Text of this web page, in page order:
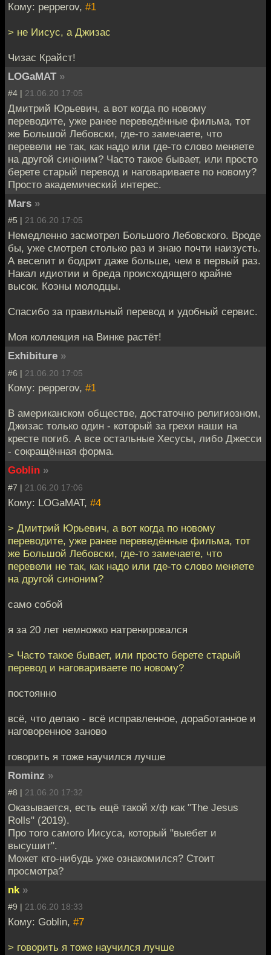
Кому: pepperov, #1
> не Иисус, а Джизас
Чизас Крайст!
LOGaMAT »
#4 | 21.06.20 17:05
Дмитрий Юрьевич, а вот когда по новому
переводите, уже ранее переведённые фильма, тот
же Большой Лебовски, где-то замечаете, что
перевели не так, как надо или где-то слово меняете
на другой синоним? Часто такое бывает, или просто
берете старый перевод и наговариваете по новому?
Просто академический интерес.
Mars »
#5 | 21.06.20 17:05
Немедленно засмотрел Большого Лебовского. Вроде
бы, уже смотрел столько раз и знаю почти наизусть.
А веселит и бодрит даже больше, чем в первый раз.
Накал идиотии и бреда происходящего крайне
высок. Коэны молодцы.
Спасибо за правильный перевод и удобный сервис.
Моя коллекция на Винке растёт!
Exhibiture »
#6 | 21.06.20 17:05
Кому: pepperov, #1
В американском обществе, достаточно религиозном,
Джизас только один - который за грехи наши на
кресте погиб. А все остальные Хесусы, либо Джесси
- сокращённая форма.
Goblin »
#7 | 21.06.20 17:06
Кому: LOGaMAT, #4
> Дмитрий Юрьевич, а вот когда по новому
переводите, уже ранее переведённые фильма, тот
же Большой Лебовски, где-то замечаете, что
перевели не так, как надо или где-то слово меняете
на другой синоним?
само собой
я за 20 лет немножко натренировался
> Часто такое бывает, или просто берете старый
перевод и наговариваете по новому?
постоянно
всё, что делаю - всё исправленное, доработанное и
наговоренное заново
говорить я тоже научился лучше
Rominz »
#8 | 21.06.20 17:32
Оказывается, есть ещё такой х/ф как "The Jesus
Rolls" (2019).
Про того самого Иисуса, который "выебет и
высушит".
Может кто-нибудь уже ознакомился? Стоит
просмотра?
nk »
#9 | 21.06.20 18:33
Кому: Goblin, #7
> говорить я тоже научился лучше